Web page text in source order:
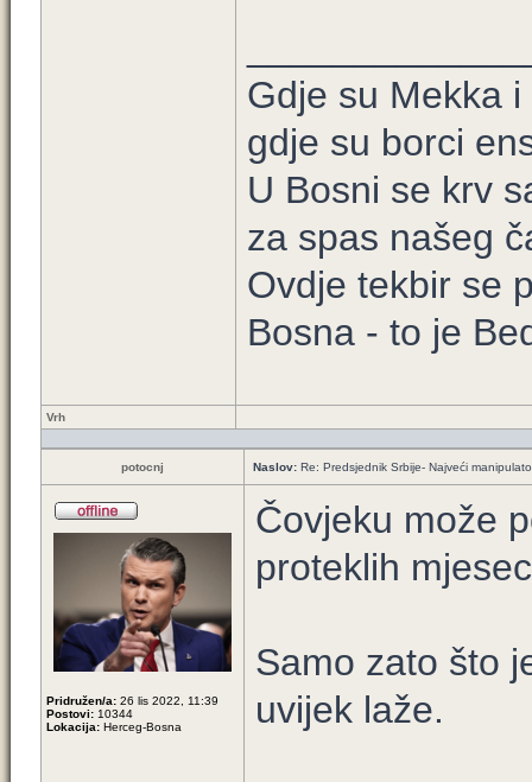
Gdje su Mekka
gdje su borci
U Bosni se krv
za spas našeg
Ovdje tekbir se
Bosna - to je
Vrh
potocnj Naslov: Re: Predsjednik Srbije- Najveći
Pridružen/a: 26 lis 2022, 11:39
Postovi: 10344
Lokacija: Herceg-Bosna
Čovjeku može
proteklih
Samo zato što
uvijek laže.